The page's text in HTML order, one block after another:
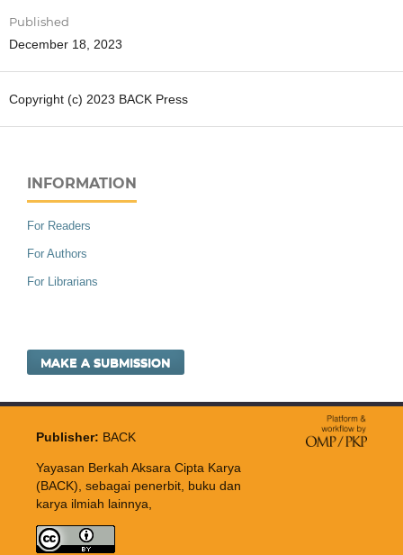
Published
December 18, 2023
Copyright (c) 2023 BACK Press
INFORMATION
For Readers
For Authors
For Librarians
MAKE A SUBMISSION
Publisher: BACK
Yayasan Berkah Aksara Cipta Karya
(BACK), sebagai penerbit, buku dan
karya ilmiah lainnya,